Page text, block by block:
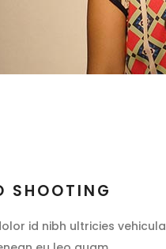
SHOOTING
id nibh ultricies vehicula